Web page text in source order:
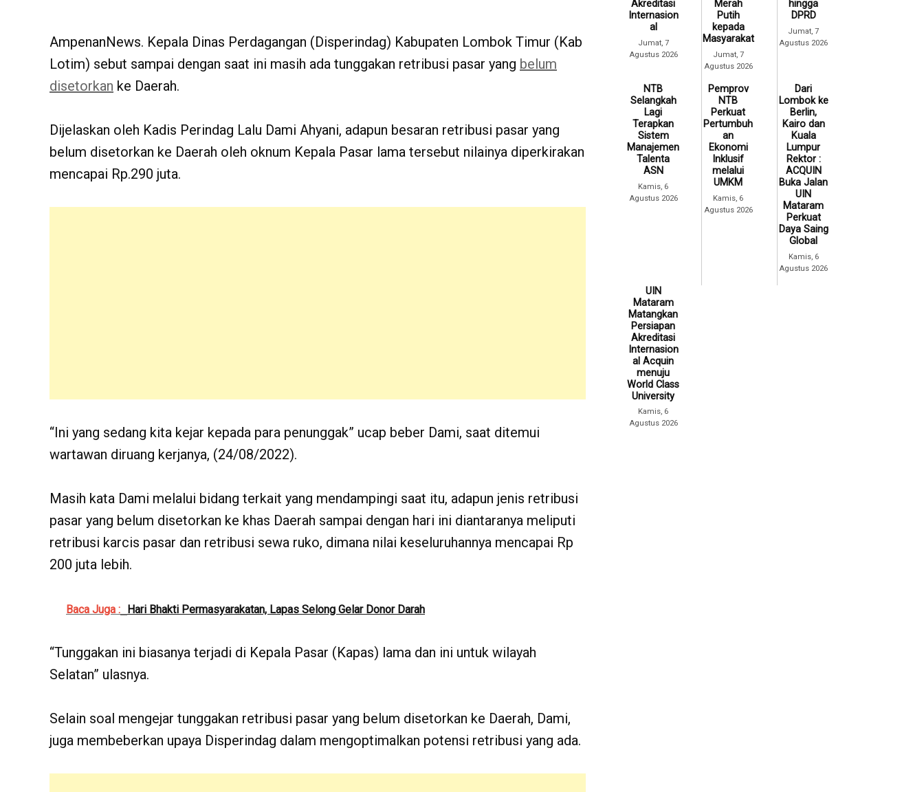
AmpenanNews. Kepala Dinas Perdagangan (Disperindag) Kabupaten Lombok Timur (Kab
Lotim) sebut sampai dengan saat ini masih ada tunggakan retribusi pasar yang belum
disetorkan ke Daerah.
Dijelaskan oleh Kadis Perindag Lalu Dami Ahyani, adapun besaran retribusi pasar yang
belum disetorkan ke Daerah oleh oknum Kepala Pasar lama tersebut nilainya diperkirakan
mencapai Rp.290 juta.
“Ini yang sedang kita kejar kepada para penunggak” ucap beber Dami, saat ditemui
wartawan diruang kerjanya, (24/08/2022).
Masih kata Dami melalui bidang terkait yang mendampingi saat itu, adapun jenis retribusi
pasar yang belum disetorkan ke khas Daerah sampai dengan hari ini diantaranya meliputi
retribusi karcis pasar dan retribusi sewa ruko, dimana nilai keseluruhannya mencapai Rp
200 juta lebih.
Baca Juga : Hari Bhakti Permasyarakatan, Lapas Selong Gelar Donor Darah
“Tunggakan ini biasanya terjadi di Kepala Pasar (Kapas) lama dan ini untuk wilayah
Selatan” ulasnya.
Selain soal mengejar tunggakan retribusi pasar yang belum disetorkan ke Daerah, Dami,
juga membeberkan upaya Disperindag dalam mengoptimalkan potensi retribusi yang ada.
Akreditasi
Internasion
al
Jumat, 7
Agustus 2026
Merah
Putih
kepada
Masyarakat
Jumat, 7
Agustus 2026
hingga
DPRD
Jumat, 7
Agustus 2026
NTB
Selangkah
Lagi
Terapkan
Sistem
Manajemen
Talenta
ASN
Kamis, 6
Agustus 2026
Pemprov
NTB
Perkuat
Pertumbuh
an
Ekonomi
Inklusif
melalui
UMKM
Kamis, 6
Agustus 2026
Dari
Lombok ke
Berlin,
Kairo dan
Kuala
Lumpur
Rektor :
ACQUIN
Buka Jalan
UIN
Mataram
Perkuat
Daya Saing
Global
Kamis, 6
Agustus 2026
UIN
Mataram
Matangkan
Persiapan
Akreditasi
Internasion
al Acquin
menuju
World Class
University
Kamis, 6
Agustus 2026